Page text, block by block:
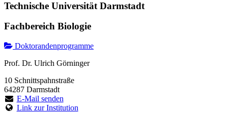
Technische Universität Darmstadt
Fachbereich Biologie
Doktorandenprogramme
Prof. Dr. Ulrich Görninger
10 Schnittspahnstraße
64287 Darmstadt
E-Mail senden
Link zur Institution